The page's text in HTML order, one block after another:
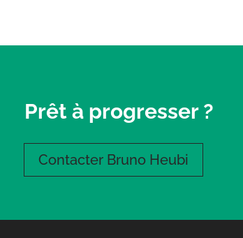
Prêt à progresser ?
Contacter Bruno Heubi